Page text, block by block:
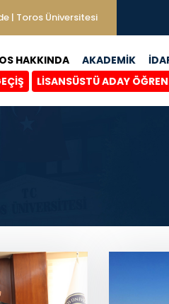
| Toros Üniversitesi
HAKKINDA AKADEMİK
LİSANSÜSTÜ ADAY